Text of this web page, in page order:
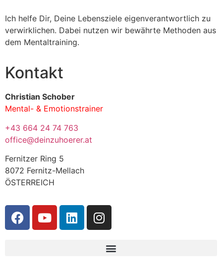
Ich helfe Dir, Deine Lebensziele eigenverantwortlich zu
verwirklichen. Dabei nutzen wir bewährte Methoden aus
dem Mentaltraining.
Kontakt
Christian Schober
Mental- & Emotionstrainer
+43 664 24 74 763
office@deinzuhoerer.at
Fernitzer Ring 5
8072 Fernitz-Mellach
ÖSTERREICH